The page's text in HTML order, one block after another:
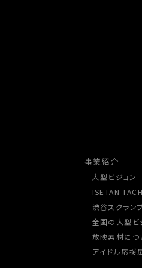
事業紹介
大型ビジョン
ISETAN
渋谷スクラン
全国の大型ビ
放映素材につ
アイドル応援